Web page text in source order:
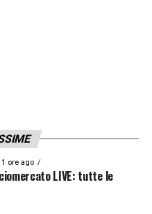
ore ago
LIVE: tutte le